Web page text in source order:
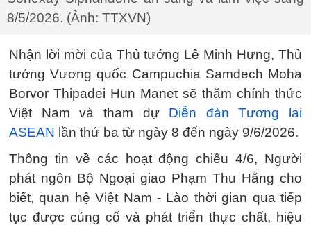
8/5/2026. (Ảnh: TTXVN)
Nhận lời mời của Thủ tướng Lê Minh Hưng, Thủ
tướng Vương quốc Campuchia Samdech Moha
Borvor Thipadei Hun Manet sẽ thăm chính thức
Việt Nam và tham dự Diễn đàn Tương lai
ASEAN lần thứ ba từ ngày 8 đến ngày 9/6/2026.
Thông tin về các hoạt động chiều 4/6, Người
phát ngôn Bộ Ngoại giao Phạm Thu Hằng cho
biết, quan hệ Việt Nam - Lào thời gian qua tiếp
tục được củng cố và phát triển thực chất, hiệu